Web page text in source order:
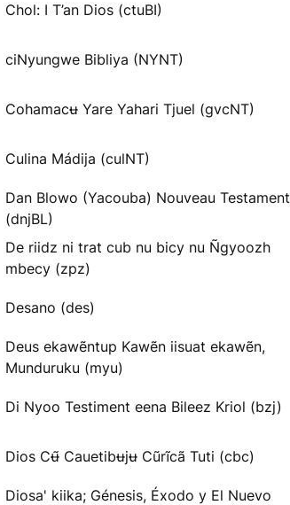
Chol: I T’an Dios (ctuBI)
ciNyungwe Bibliya (NYNT)
Cohamacʉ Yare Yahari Tjuel (gvcNT)
Culina Mádija (culNT)
Dan Blowo (Yacouba) Nouveau Testament
(dnjBL)
De riidz ni trat cub nu bicy nu Ñgyoozh
mbecy (zpz)
Desano (des)
Deus ekawẽntup Kawẽn iisuat ekawẽn,
Munduruku (myu)
Di Nyoo Testiment eena Bileez Kriol (bzj)
Dios Cʉ̃ Cauetibʉjʉ Cũrĩcã Tuti (cbc)
Diosa' kiika; Génesis, Éxodo y El Nuevo